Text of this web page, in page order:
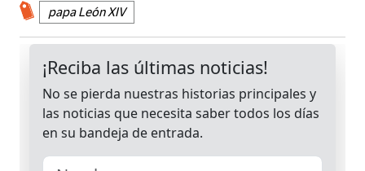
papa León XIV